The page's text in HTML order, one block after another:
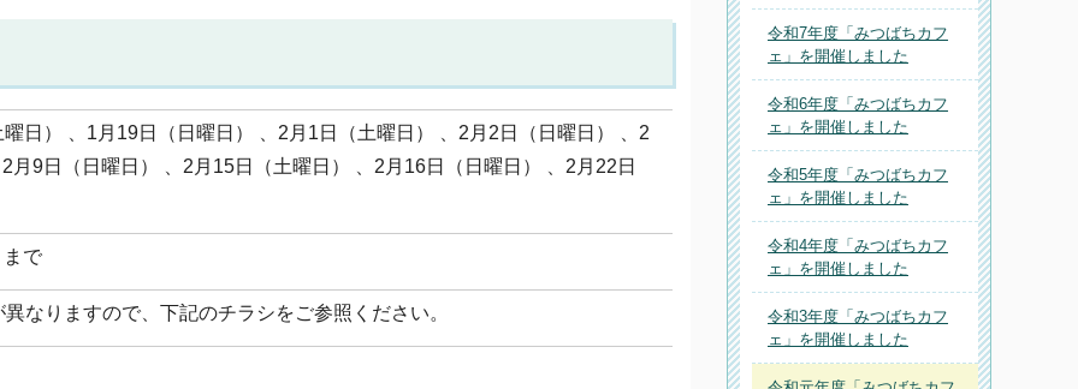
日） 、1月19日（日曜日） 、2月1日（土曜日） 、2月2日（日曜日） 、2
月9日（日曜日） 、2月15日（土曜日） 、2月16日（日曜日） 、2月22日
まで
なりますので、下記のチラシをご参照ください。
令和7年度「みつばちカフ
ェ」を開催しました
令和6年度「みつばちカフ
ェ」を開催しました
令和5年度「みつばちカフ
ェ」を開催しました
令和4年度「みつばちカフ
ェ」を開催しました
令和3年度「みつばちカフ
ェ」を開催しました